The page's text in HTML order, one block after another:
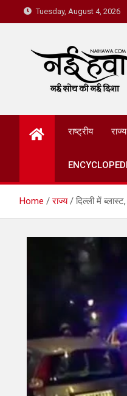
Tuesday, August 4, 2026
Nai
राष्ट्रीय राज्य
Home राज्य दिल्ली में